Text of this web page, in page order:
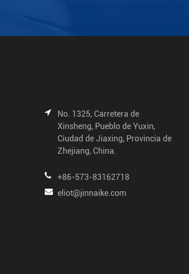
No. 1325, Carretera de
Xinsheng, Pueblo de Yuxin,
Ciudad de Jiaxing, Provincia de
Zhejiang, China.
+86-573-83162718
eliot@jinnaike.com